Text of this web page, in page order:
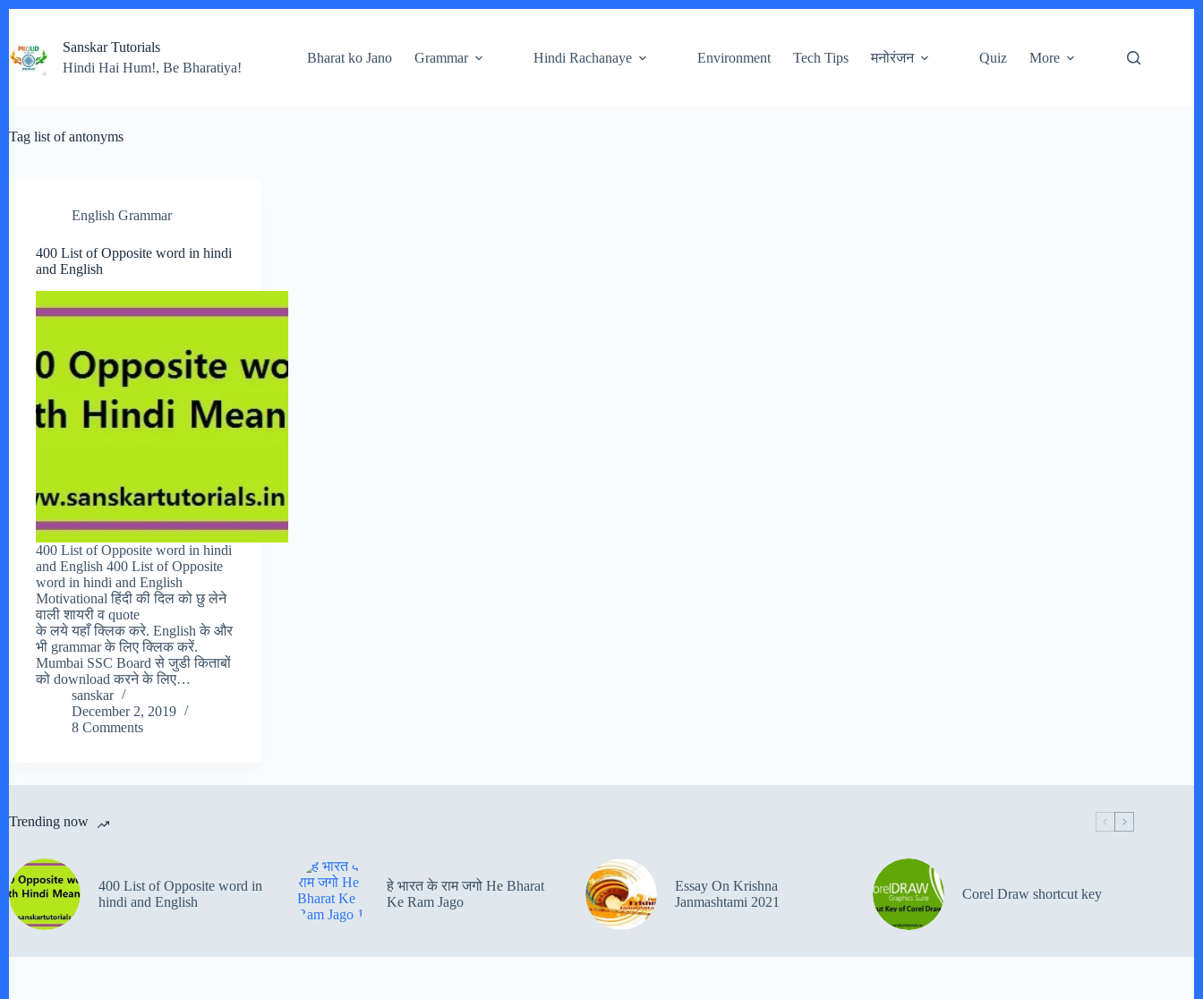
content
Sanskar Tutorials
Hindi Hai Hum!, Be Bharatiya!
Bharat ko Jano Grammar Hindi Rachanaye Environment Tech Tips मनोरंजन Quiz More
Tag list of antonyms
English Grammar
400 List of Opposite word in hindi
and English
400 List of Opposite word in hindi
and English 400 List of Opposite
word in hindi and English
Motivational हिंदी की दिल को छु लेने
वाली शायरी व quote
के लये यहाँ क्लिक करे. English के और
भी grammar के लिए क्लिक करें.
Mumbai SSC Board से जुडी किताबों
को download करने के लिए…
sanskar
December 2, 2019
8 Comments
Trending now
400 List of Opposite word in
hindi and English
हे भारत के राम जगो He Bharat
Ke Ram Jago
Essay On Krishna
Janmashtami 2021
Corel Draw shortcut key